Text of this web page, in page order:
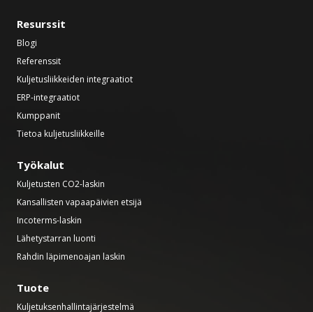
Resurssit
Blogi
Referenssit
Kuljetusliikkeiden integraatiot
ERP-integraatiot
Kumppanit
Tietoa kuljetusliikkeille
Työkalut
Kuljetusten CO2-laskin
Kansallisten vapaapäivien etsijä
Incoterms-laskin
Lähetystarran luonti
Rahdin läpimenoajan laskin
Tuote
Kuljetuksenhallintajärjestelmä